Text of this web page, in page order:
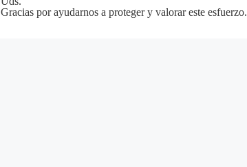
Gracias por ayudarnos a proteger y valorar este esfuerzo.